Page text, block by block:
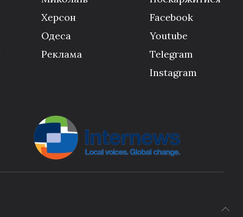
Херсон
Одеса
Реклама
Facebook
Youtube
Telegram
Instagram